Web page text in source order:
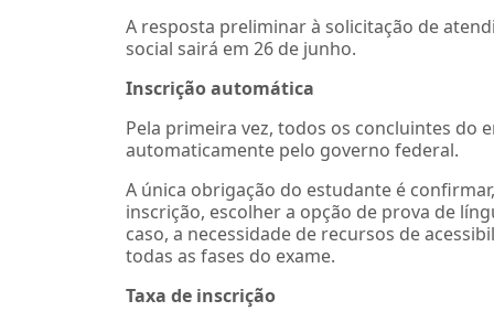
A resposta preliminar à solicitação de
social sairá em 26 de junho.
Inscrição automática
Pela primeira vez, todos os concluintes do
automaticamente pelo governo federal.
A única obrigação do estudante é
inscrição, escolher a opção de prova de
caso, a necessidade de recursos de
todas as fases do exame.
Taxa de inscrição